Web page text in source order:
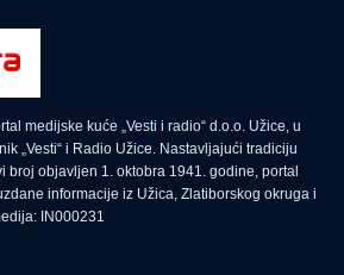
medijske kuće „Vesti i radio“ d.o.o. Užice, u
„Vesti“ i Radio Užice. Nastavljajući tradiciju
broj objavljen 1. oktobra 1941. godine, portal
informacije iz Užica, Zlatiborskog okruga i
IN000231